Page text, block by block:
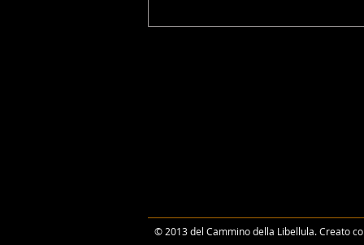
© 2013 del Cammino della Libellula. Creato